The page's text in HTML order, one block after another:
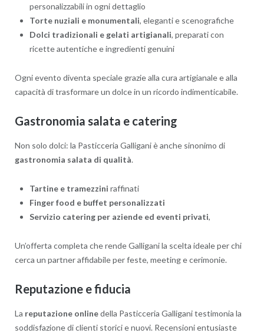
personalizzabili in ogni dettaglio
Torte nuziali e monumentali, eleganti e scenografiche
Dolci tradizionali e gelati artigianali, preparati con
ricette autentiche e ingredienti genuini
Ogni evento diventa speciale grazie alla cura artigianale e alla
capacità di trasformare un dolce in un ricordo indimenticabile.
Gastronomia salata e catering
Non solo dolci: la Pasticceria Galligani è anche sinonimo di
gastronomia salata di qualità.
Tartine e tramezzini raffinati
Finger food e buffet personalizzati
Servizio catering per aziende ed eventi privati,
Un’offerta completa che rende Galligani la scelta ideale per chi
cerca un partner affidabile per feste, meeting e cerimonie.
Reputazione e fiducia
La reputazione onlinedella Pasticceria Galligani testimonia la
soddisfazione di clienti storici e nuovi. Recensioni entusiaste